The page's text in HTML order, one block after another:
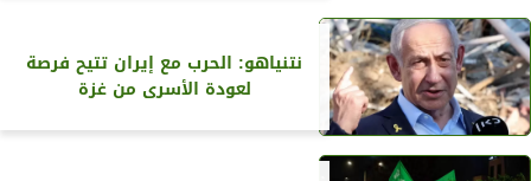
نتنياهو: الحرب مع إيران تتيح فرصة
لعودة الأسرى من غزة